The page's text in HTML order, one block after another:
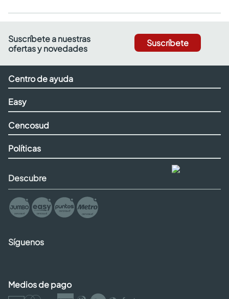
Suscríbete a nuestras
ofertas y novedades
Suscríbete
Centro de ayuda
Easy
Cencosud
Políticas
Descubre
Síguenos
Medios de pago